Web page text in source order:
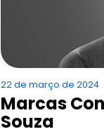
22 de março de 2024
Marcas
Souza